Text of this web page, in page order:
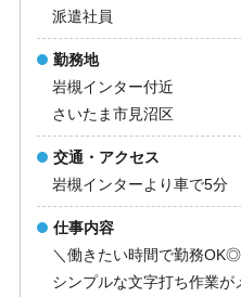
派遣社員
勤務地
岩槻インター付近
さいたま市見沼区
交通・アクセス
岩槻インターより車で5分
仕事内容
＼働きたい時間で勤務
シンプルな文字打ち作業